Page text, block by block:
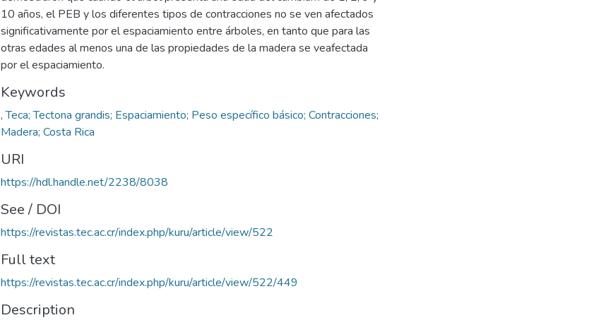
10 años, el PEB y los diferentes tipos de contracciones no se ven afectados
significativamente por el espaciamiento entre árboles, en tanto que para las
otras edades al menos una de las propiedades de la madera se veafectada
por el espaciamiento.
Keywords
,Teca; Tectona grandis; Espaciamiento; Peso específico básico; Contracciones;
Madera; Costa Rica
URI
https://hdl.handle.net/2238/8038
See / DOI
https://revistas.tec.ac.cr/index.php/kuru/article/view/522
Full text
https://revistas.tec.ac.cr/index.php/kuru/article/view/522/449
Description